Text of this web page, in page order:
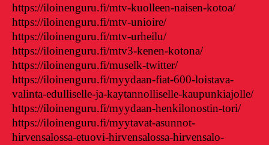
https://iloinenguru.fi/mtv-kuolleen-naisen-kotoa/
https://iloinenguru.fi/mtv-unioire/
https://iloinenguru.fi/mtv-urheilu/
https://iloinenguru.fi/mtv3-kenen-kotona/
https://iloinenguru.fi/muselk-twitter/
https://iloinenguru.fi/myydaan-fiat-600-loistava-
valinta-edulliselle-ja-kaytannolliselle-kaupunkiajolle/
https://iloinenguru.fi/myydaan-henkilonostin-tori/
https://iloinenguru.fi/myytavat-asunnot-
hirvensalossa-etuovi-hirvensalossa-hirvensalo-